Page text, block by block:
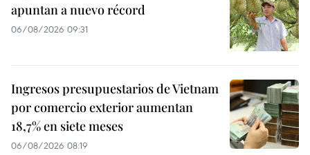
apuntan a nuevo récord
06/08/2026 09:31
Ingresos presupuestarios de Vietnam
por comercio exterior aumentan
18,7% en siete meses
06/08/2026 08:19